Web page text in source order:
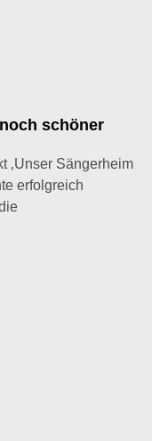
schöner
Sängerheim
erfolgreich